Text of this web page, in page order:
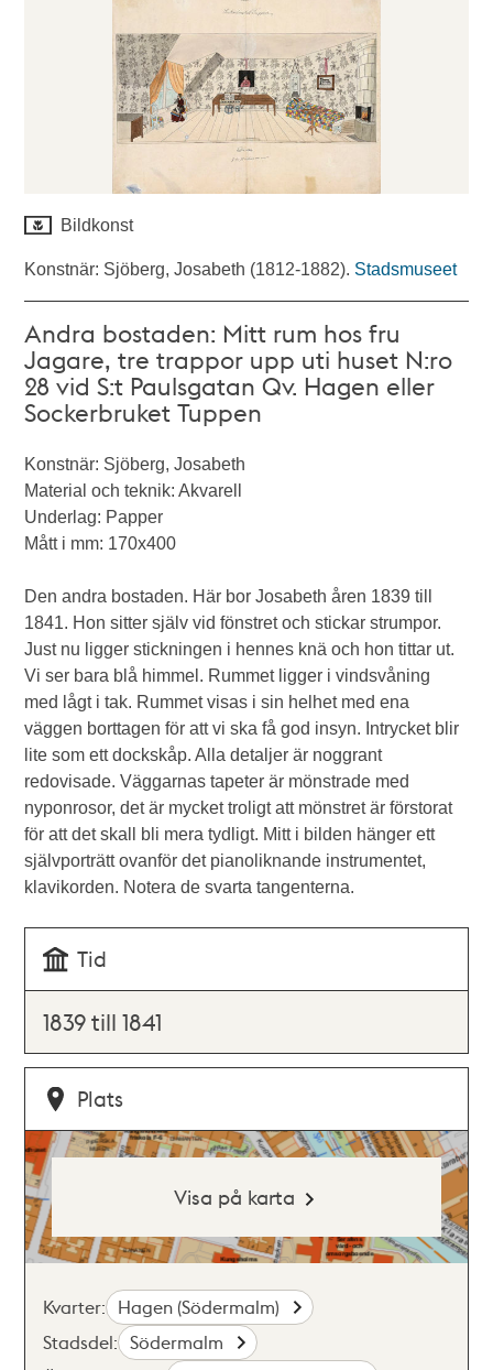
Bildkonst
Konstnär: Sjöberg, Josabeth (1812-1882). Stadsmuseet
Andra bostaden: Mitt rum hos fru
Jagare, tre trappor upp uti huset N:ro
28 vid S:t Paulsgatan Qv. Hagen eller
Sockerbruket Tuppen
Konstnär: Sjöberg, Josabeth
Material och teknik: Akvarell
Underlag: Papper
Mått i mm: 170x400
Den andra bostaden. Här bor Josabeth åren 1839 till
1841. Hon sitter själv vid fönstret och stickar strumpor.
Just nu ligger stickningen i hennes knä och hon tittar ut.
Vi ser bara blå himmel. Rummet ligger i vindsvåning
med lågt i tak. Rummet visas i sin helhet med ena
väggen borttagen för att vi ska få god insyn. Intrycket blir
lite som ett dockskåp. Alla detaljer är noggrant
redovisade. Väggarnas tapeter är mönstrade med
nyponrosor, det är mycket troligt att mönstret är förstorat
för att det skall bli mera tydligt. Mitt i bilden hänger ett
självporträtt ovanför det pianoliknande instrumentet,
klavikorden. Notera de svarta tangenterna.
Tid
1839 till 1841
Plats
Visa på karta
Kvarter: Hagen (Södermalm)
Stadsdel: Södermalm